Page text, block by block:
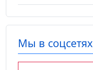
Мы в соцсетях